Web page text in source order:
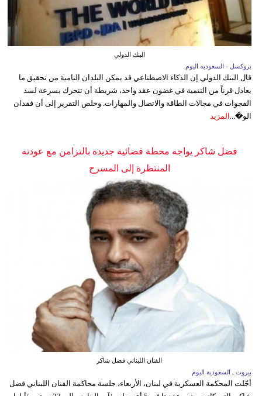
البنك الدولي
بروكسل - السعوديه اليوم
قال البنك الدولي إن الذكاء الاصطناعي قد يمكن البلدان النامية من تحقيق ما
يعادل قرناً من التنمية في غضون عقد واحد، شريطة أن تتحرك بسرعة لسد
الفجوات في مجالات الطاقة والاتصال والمهارات. وخلص التقرير إلى أن فقدان
الو�...
المزيد
فضل شاكر يواجه محطة قضائية جديدة بالتزامن مع عودته
المنتظرة إلى المسرح
الفنان اللبناني فضل شاكر
بيروت ـ السعودية اليوم
أجّلت المحكمة العسكرية في لبنان، الأربعاء، جلسة محاكمة الفنان اللبناني فضل